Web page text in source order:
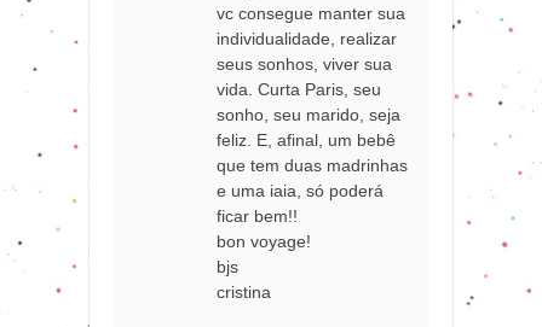
vc consegue manter sua
individualidade, realizar
seus sonhos, viver sua
vida. Curta Paris, seu
sonho, seu marido, seja
feliz. E, afinal, um bebê
que tem duas madrinhas
e uma iaia, só poderá
ficar bem!!
bon voyage!
bjs
cristina